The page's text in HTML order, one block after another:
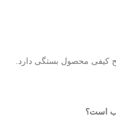
کیفی محصول بستگی دارد.
است؟